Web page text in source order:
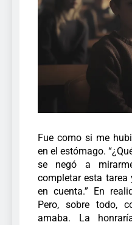
Fue como si me
en el estómago.
se negó a
completar esta tarea
en cuenta.” En
Pero, sobre todo,
amaba. La